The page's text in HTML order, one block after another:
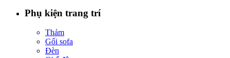
Phụ kiện trang trí
Thảm
Gối sofa
Đèn